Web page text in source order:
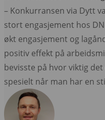
– Konkurransen via Dytt
stort engasjement hos
økt engasjement og
positiv effekt på
bevisste på hvor viktig
spesielt når man har en